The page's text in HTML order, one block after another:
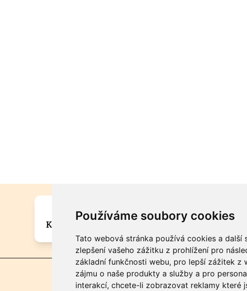
Používáme soubory cookies
Tato webová stránka používá cookies a další
zlepšení vašeho zážitku z prohlížení pro
základní funkčnosti webu, pro lepší zážitek z
zájmu o naše produkty a služby a pro
interakcí, chcete-li zobrazovat reklamy které
Máte zajímavou informaci? Chcete
Kontaktujte šéfredaktora Martina Chalupu: